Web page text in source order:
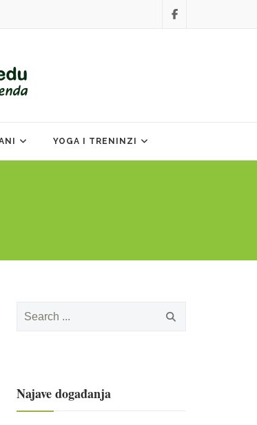
YOGA I TRENINZI
for:
Najave događanja